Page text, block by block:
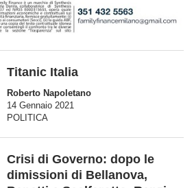
Titanic Italia
Roberto Napoletano
14 Gennaio 2021
POLITICA
Crisi di Governo: dopo le
dimissioni di Bellanova,